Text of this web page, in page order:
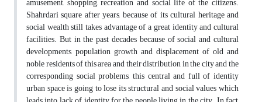
Shahrdari square after years, because of its cultural heritage and
social wealth still takes advantage of a great identity and cultural
facilities. But in the past decades because of social and cultural
developments, population growth and displacement of old and
noble residents of this area and their distribution in the city and the
corresponding social problems, this central and full of identity
urban space is going to lose its structural and social values which